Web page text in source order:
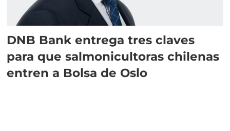
DNB Bank entrega tres claves
para que salmonicultoras chilenas
entren a Bolsa de Oslo